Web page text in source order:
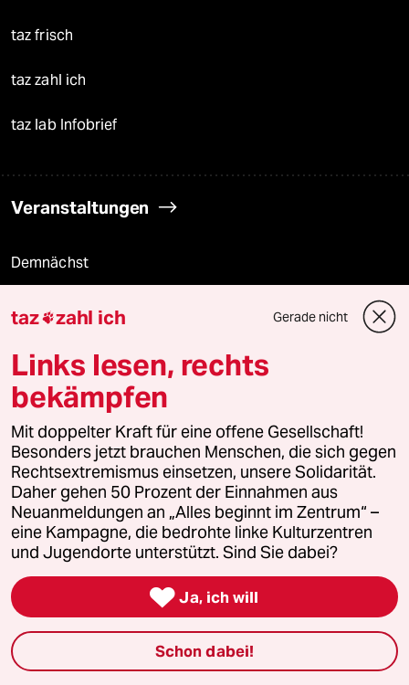
taz frisch
taz zahl ich
taz lab Infobrief
Veranstaltungen
Demnächst
Vor Ort
Live im Stream
Vergangene
taz lab 2027
Mehr taz Lesestoff
taz Blogs
taz FUTURZWEI
Le Monde diplomatique
taz zahl ich Gerade nicht
Links lesen, rechts
bekämpfen
Mit doppelter Kraft für eine offene Gesellschaft!
Besonders jetzt brauchen Menschen, die sich gegen
Rechtsextremismus einsetzen, unsere Solidarität.
Daher gehen 50 Prozent der Einnahmen aus
Neuanmeldungen an „Alles beginnt im Zentrum“ –
eine Kampagne, die bedrohte linke Kulturzentren
und Jugendorte unterstützt. Sind Sie dabei?
 Ja, ich will
Schon dabei!